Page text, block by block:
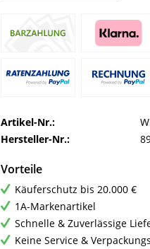
Artikel-Nr.:
Hersteller-Nr.:
Vorteile
Käuferschutz bis 20.000 €
1A-Markenartikel
Schnelle & Zuverlässige
Keine Service &